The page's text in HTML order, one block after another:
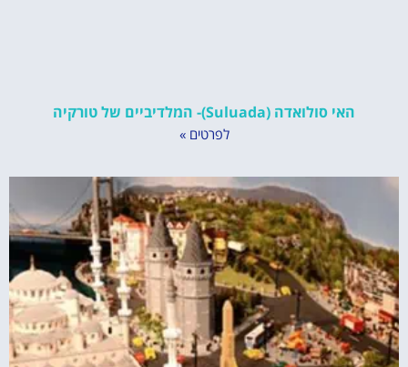
האי סולואדה (Suluada)- המלדיביים של טורקיה
לפרטים »